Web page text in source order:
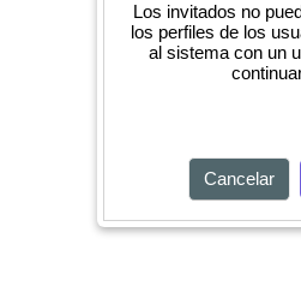
Los invitados no
los perfiles de los
al sistema con un
Cancelar